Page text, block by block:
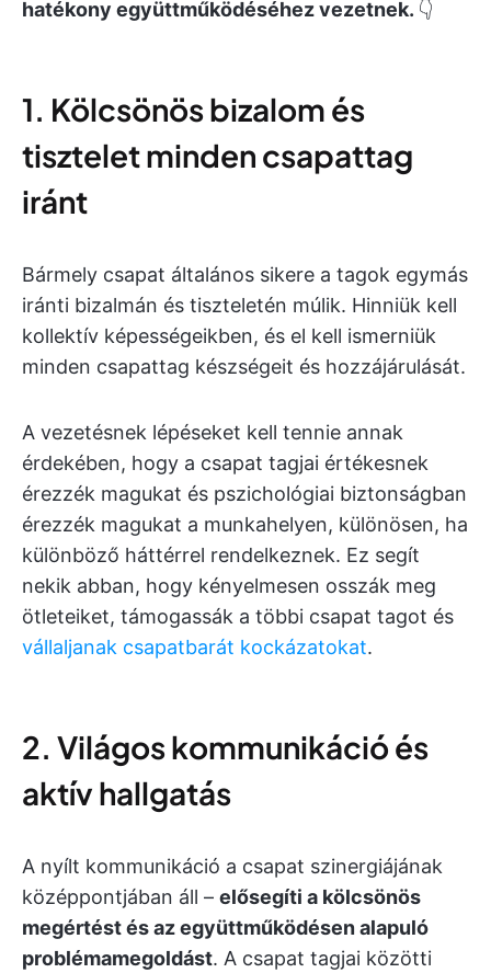
hatékony együttműködéséhez vezetnek. 👇
1. Kölcsönös bizalom és
tisztelet minden csapattag
iránt
Bármely csapat általános sikere a tagok egymás
iránti bizalmán és tiszteletén múlik. Hinniük kell
kollektív képességeikben, és el kell ismerniük
minden csapattag készségeit és hozzájárulását.
A vezetésnek lépéseket kell tennie annak
érdekében, hogy a csapat tagjai értékesnek
érezzék magukat és pszichológiai biztonságban
érezzék magukat a munkahelyen, különösen, ha
különböző háttérrel rendelkeznek. Ez segít
nekik abban, hogy kényelmesen osszák meg
ötleteiket, támogassák a többi csapat tagot és
vállaljanak csapatbarát kockázatokat.
2. Világos kommunikáció és
aktív hallgatás
A nyílt kommunikáció a csapat szinergiájának
középpontjában áll – elősegíti a kölcsönös
megértést és az együttműködésen alapuló
problémamegoldást. A csapat tagjai közötti